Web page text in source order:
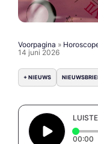
Voorpagina »
14 juni 2026
+ NIEUWS
00:00